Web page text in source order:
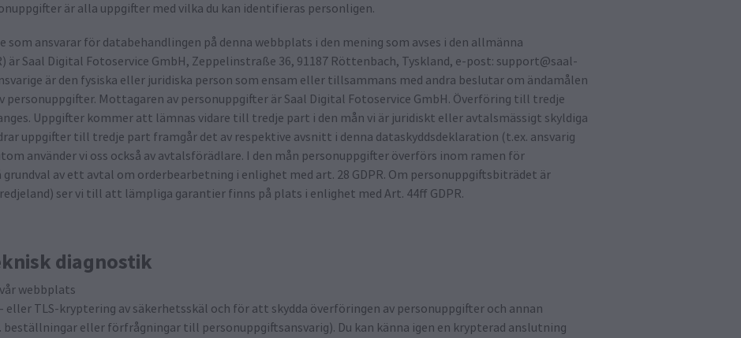
är alla uppgifter med vilka du kan identifieras personligen.
som ansvarar för databehandlingen på denna webbplats i den mening som avses i den allmänna
är Saal Digital Fotoservice GmbH, Zeppelinstraße 36, 91187 Röttenbach, Tyskland, e-post: support@saal-
är den fysiska eller juridiska person som ensam eller tillsammans med andra beslutar om ändamålen
personuppgifter. Mottagaren av personuppgifter är Saal Digital Fotoservice GmbH. Överföring till tredje
Uppgifter kommer att lämnas vidare till tredje part i den mån vi är juridiskt eller avtalsmässigt skyldiga
uppgifter till tredje part framgår det av respektive avsnitt i denna dataskyddsdeklaration (t.ex. ansvarig
använder vi oss också av avtalsförädlare. I den mån personuppgifter överförs inom ramen för
av ett avtal om orderbearbetning i enlighet med art. 28 GDPR. Om personuppgiftsbiträdet är
ser vi till att lämpliga garantier finns på plats i enlighet med Art. 44ff GDPR.
diagnostik
webbplats
eller TLS-kryptering av säkerhetsskäl och för att skydda överföringen av personuppgifter och annan
eller förfrågningar till personuppgiftsansvarig). Du kan känna igen en krypterad anslutning